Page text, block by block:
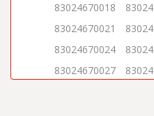
83024670018
83024670021
83024670024
83024670027